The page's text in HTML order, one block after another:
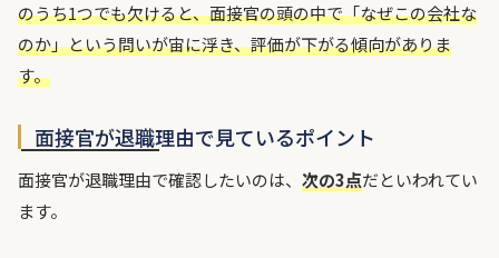
のうち1つでも欠けると、面接官の頭の中で「なぜこの会社な
のか」という問いが宙に浮き、評価が下がる傾向がありま
す。
面接官が退職理由で見ているポイント
面接官が退職理由で確認したいのは、 次の3点だといわれてい
ます。